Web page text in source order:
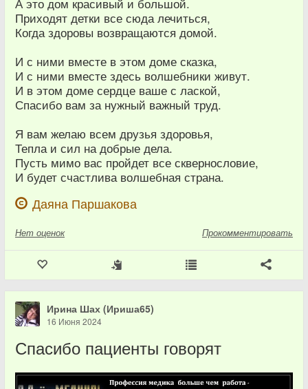
Приходят детки все сюда лечиться,
Когда здоровы возвращаются домой.
И с ними вместе в этом доме сказка,
И с ними вместе здесь волшебники живут.
И в этом доме сердце ваше с лаской,
Спасибо вам за нужный важный труд.
Я вам желаю всем друзья здоровья,
Тепла и сил на добрые дела.
Пусть мимо вас пройдет все сквернословие,
И будет счастлива волшебная страна.
Даяна Паршакова
Нет оценок Прокомментировать
Ирина Шах (Ириша65)
16 Июня 2024
Спасибо пациенты говорят